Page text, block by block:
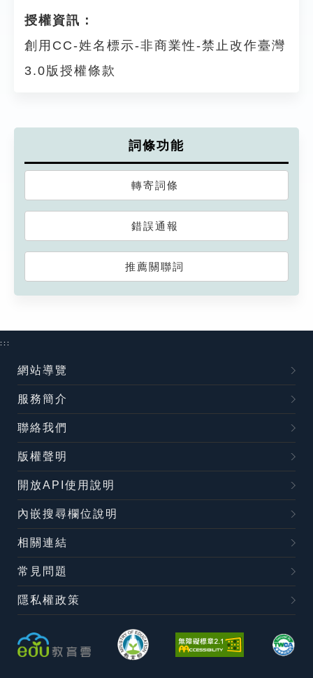
授權資訊：
創用CC-姓名標示-非商業性-禁止改作臺灣
3.0版授權條款
詞條功能
轉寄詞條
錯誤通報
推薦關聯詞
:::
網站導覽
服務簡介
聯絡我們
版權聲明
開放API使用說明
內嵌搜尋欄位說明
相關連結
常見問題
隱私權政策